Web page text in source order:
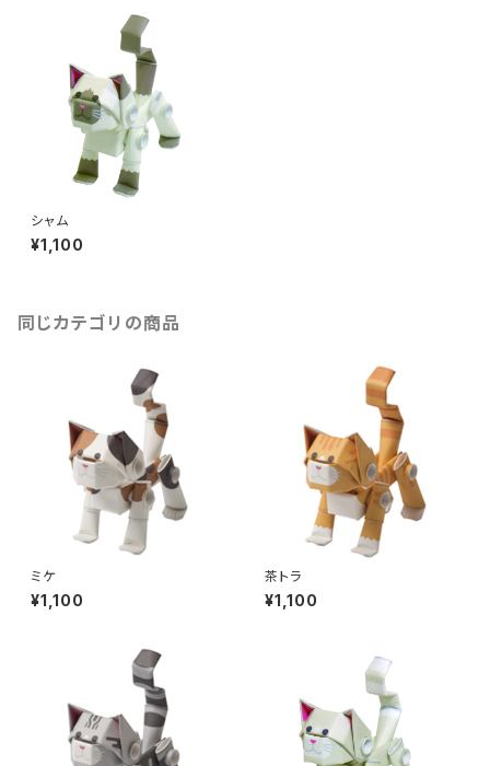
シャム
¥1,100
同じカテゴリの商品
ミケ
¥1,100
茶トラ
¥1,100